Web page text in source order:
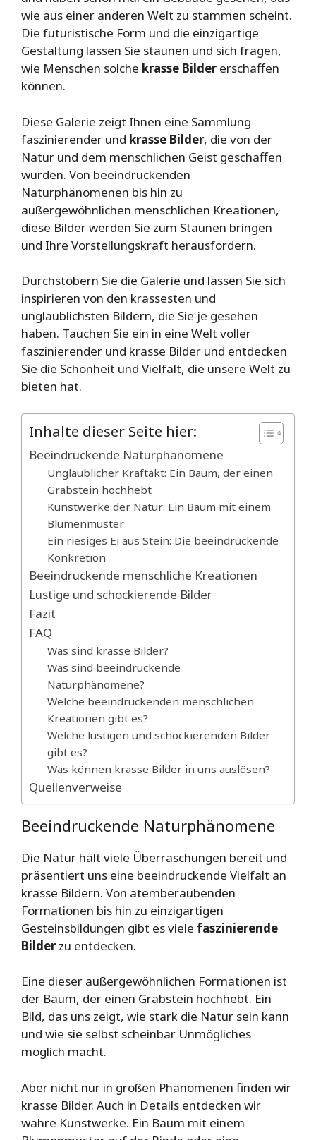
wie aus einer anderen Welt zu stammen scheint.
Die futuristische Form und die einzigartige
Gestaltung lassen Sie staunen und sich fragen,
wie Menschen solche krasse Bildererschaffen
können.
Diese Galerie zeigt Ihnen eine Sammlung
faszinierender und krasse Bilder, die von der
Natur und dem menschlichen Geist geschaffen
wurden. Von beeindruckenden
Naturphänomenen bis hin zu
außergewöhnlichen menschlichen Kreationen,
diese Bilder werden Sie zum Staunen bringen
und Ihre Vorstellungskraft herausfordern.
Durchstöbern Sie die Galerie und lassen Sie sich
inspirieren von den krassesten und
unglaublichsten Bildern, die Sie je gesehen
haben. Tauchen Sie ein in eine Welt voller
faszinierender und krasse Bilder und entdecken
Sie die Schönheit und Vielfalt, die unsere Welt zu
bieten hat.
Inhalte dieser Seite hier:
Beeindruckende Naturphänomene
Unglaublicher Kraftakt: Ein Baum, der einen
Grabstein hochhebt
Kunstwerke der Natur: Ein Baum mit einem
Blumenmuster
Ein riesiges Ei aus Stein: Die beeindruckende
Konkretion
Beeindruckende menschliche Kreationen
Lustige und schockierende Bilder
Fazit
FAQ
Was sind krasse Bilder?
Was sind beeindruckende
Naturphänomene?
Welche beeindruckenden menschlichen
Kreationen gibt es?
Welche lustigen und schockierenden Bilder
gibt es?
Was können krasse Bilder in uns auslösen?
Quellenverweise
Beeindruckende Naturphänomene
Die Natur hält viele Überraschungen bereit und
präsentiert uns eine beeindruckende Vielfalt an
krasse Bildern. Von atemberaubenden
Formationen bis hin zu einzigartigen
Gesteinsbildungen gibt es viele faszinierende
Bilderzu entdecken.
Eine dieser außergewöhnlichen Formationen ist
der Baum, der einen Grabstein hochhebt. Ein
Bild, das uns zeigt, wie stark die Natur sein kann
und wie sie selbst scheinbar Unmögliches
möglich macht.
Aber nicht nur in großen Phänomenen finden wir
krasse Bilder. Auch in Details entdecken wir
wahre Kunstwerke. Ein Baum mit einem